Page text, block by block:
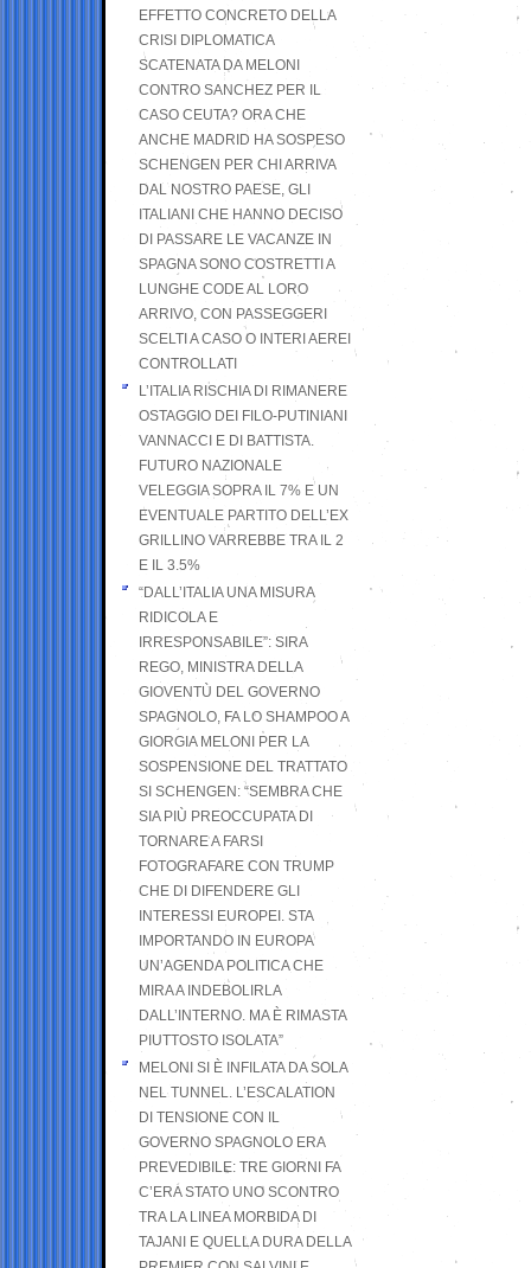
EFFETTO CONCRETO DELLA
CRISI DIPLOMATICA
SCATENATA DA MELONI
CONTRO SANCHEZ PER IL
CASO CEUTA? ORA CHE
ANCHE MADRID HA SOSPESO
SCHENGEN PER CHI ARRIVA
DAL NOSTRO PAESE, GLI
ITALIANI CHE HANNO DECISO
DI PASSARE LE VACANZE IN
SPAGNA SONO COSTRETTI A
LUNGHE CODE AL LORO
ARRIVO, CON PASSEGGERI
SCELTI A CASO O INTERI AEREI
CONTROLLATI
L’ITALIA RISCHIA DI RIMANERE
OSTAGGIO DEI FILO-PUTINIANI
VANNACCI E DI BATTISTA.
FUTURO NAZIONALE
VELEGGIA SOPRA IL 7% E UN
EVENTUALE PARTITO DELL’EX
GRILLINO VARREBBE TRA IL 2
E IL 3.5%
“DALL’ITALIA UNA MISURA
RIDICOLA E
IRRESPONSABILE”: SIRA
REGO, MINISTRA DELLA
GIOVENTÙ DEL GOVERNO
SPAGNOLO, FA LO SHAMPOO A
GIORGIA MELONI PER LA
SOSPENSIONE DEL TRATTATO
SI SCHENGEN: “SEMBRA CHE
SIA PIÙ PREOCCUPATA DI
TORNARE A FARSI
FOTOGRAFARE CON TRUMP
CHE DI DIFENDERE GLI
INTERESSI EUROPEI. STA
IMPORTANDO IN EUROPA
UN’AGENDA POLITICA CHE
MIRA A INDEBOLIRLA
DALL’INTERNO. MA È RIMASTA
PIUTTOSTO ISOLATA”
MELONI SI È INFILATA DA SOLA
NEL TUNNEL. L’ESCALATION
DI TENSIONE CON IL
GOVERNO SPAGNOLO ERA
PREVEDIBILE: TRE GIORNI FA
C’ERA STATO UNO SCONTRO
TRA LA LINEA MORBIDA DI
TAJANI E QUELLA DURA DELLA